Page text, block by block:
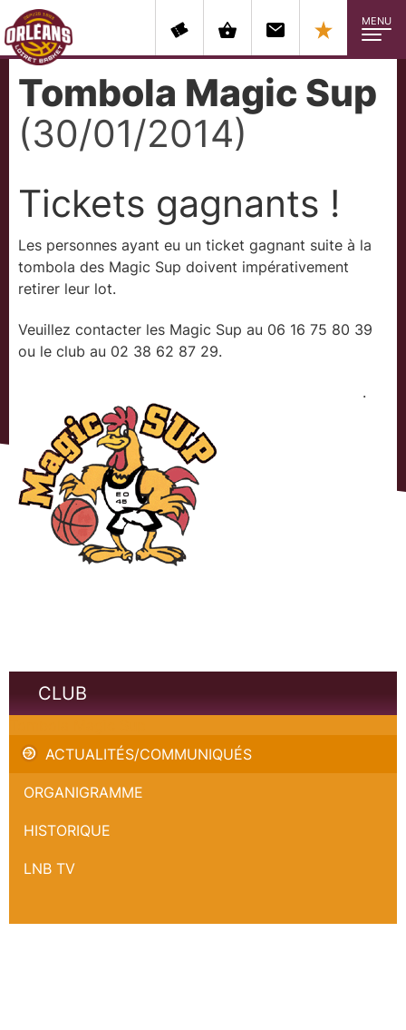
MENU
Tombola Magic Sup
(30/01/2014)
Tickets gagnants !
Les personnes ayant eu un ticket gagnant suite à la
tombola des Magic Sup doivent impérativement
retirer leur lot.
Veuillez contacter les Magic Sup au 06 16 75 80 39
ou le club au 02 38 62 87 29.
.
CLUB
ACTUALITÉS/COMMUNIQUÉS
ORGANIGRAMME
HISTORIQUE
LNB TV